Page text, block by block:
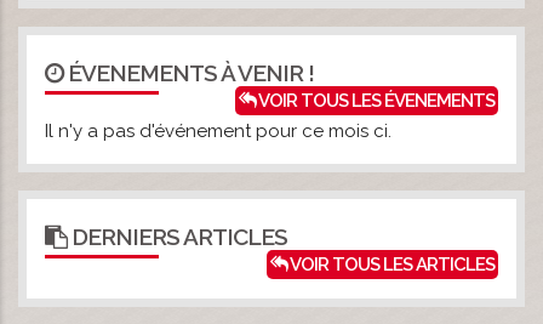
ÉVENEMENTS À VENIR !
VOIR TOUS LES ÉVENEMENTS
Il n'y a pas d'événement pour ce mois ci.
DERNIERS ARTICLES
VOIR TOUS LES ARTICLES